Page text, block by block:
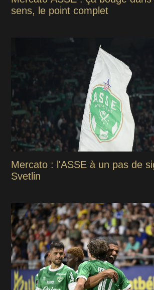
sens, le point complet
Mercato : l'ASSE à un pas de
Svetlin